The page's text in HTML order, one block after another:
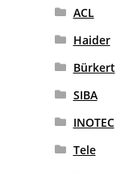
ACL
Haider
Bürkert
SIBA
INOTEC
Tele